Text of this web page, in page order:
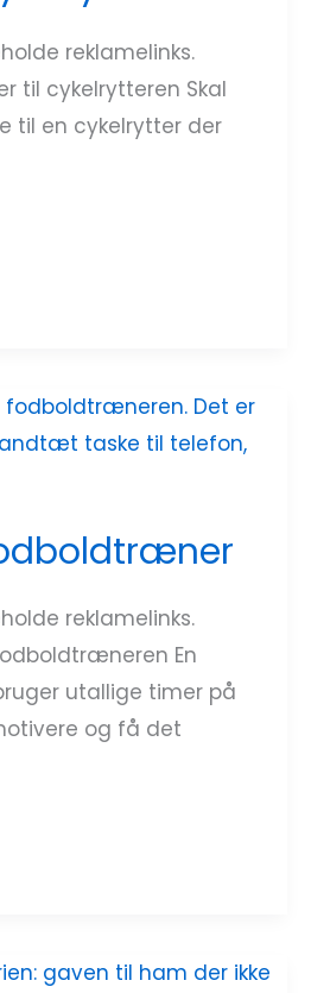
reklamelinks.
til cykelrytteren Skal
til en cykelrytter der
reklamelinks.
En
utallige timer på
og få det